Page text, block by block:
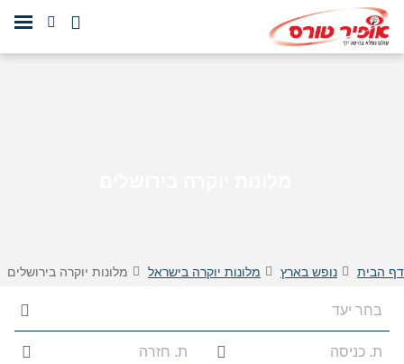
דף הבית נופש בארץ מלונות יוקרה בישראל מלונות יוקרה בירושלים